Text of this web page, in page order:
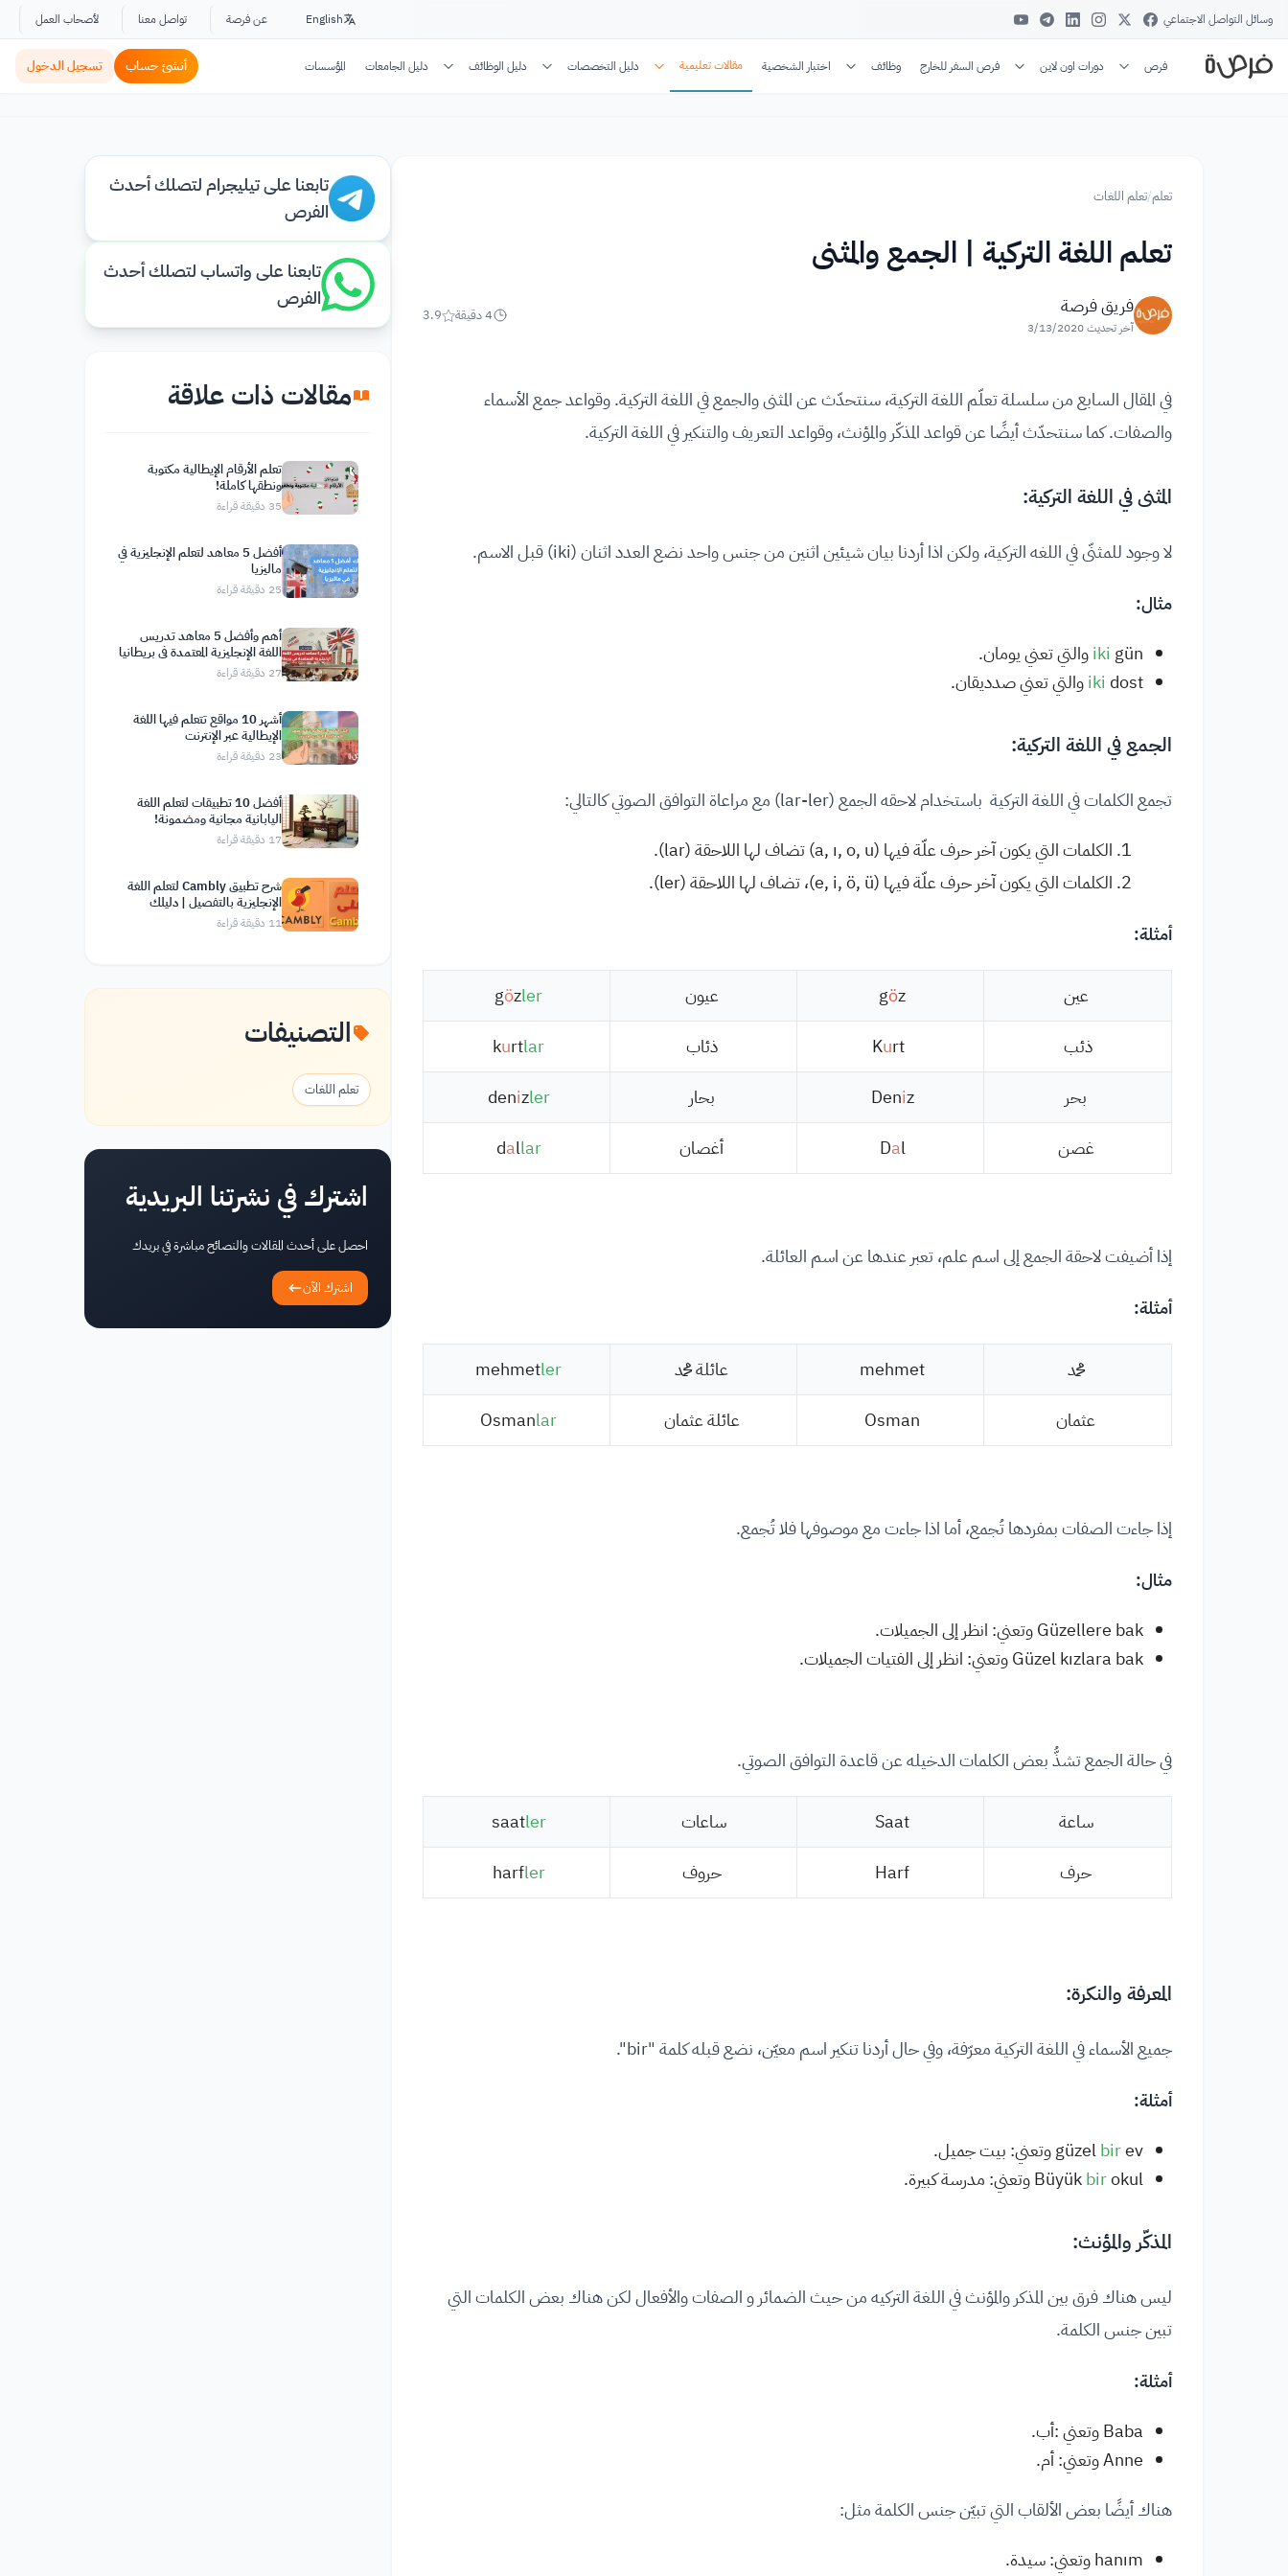
وسائل التواصل الاجتماعي English عن فرصة تواصل معنا لأصحاب العمل
فرص دورات اون لاين فرص السفر للخارج وظائف اختبار الشخصية مقالات تعليمية دليل التخصصات دليل الوظائف دليل الجامعات المؤسسات أنشئ حساب تسجيل الدخول
تعلم/تعلم اللغات
تعلم اللغة التركية | الجمع والمثنى
فريق فرصة
آخر تحديث3/13/2020
4دقيقة 3.9
في المقال السابع من سلسلة تعلّم اللغة التركية، سنتحدّث عن المثنى والجمع في اللغة التركية. وقواعد جمع الأسماء
والصفات. كما سنتحدّث أيضًا عن قواعد المذكّر والمؤنث، وقواعد التعريف والتنكير في اللغة التركية.
المثنى في اللغة التركية:
لا وجود للمثنّى في اللغه التركية، ولكن اذا أردنا بيان شيئين اثنين من جنس واحد نضع العدد اثنان (iki) قبل الاسم.
مثال:
iki gün والتي تعني يومان.
iki dost والتي تعني صدديقان.
الجمع في اللغة التركية:
تجمع الكلمات في اللغة التركية باستخدام لاحقه الجمع (lar-ler) مع مراعاة التوافق الصوتي كالتالي:
الكلمات التي يكون آخر حرف علّة فيها (a, ı, o, u) تضاف لها اللاحقة (lar).
الكلمات التي يكون آخر حرف علّة فيها (e, i, ö, ü)، تضاف لها اللاحقة (ler).
أمثلة:
عين göz عيون gözler
ذئب
Kurt ذئاب kurtlar
بحر
Deniz بحار denizler
غصن
Dal أغصان dallar
إذا أضيفت لاحقة الجمع إلى اسم علم، تعبر عندها عن اسم العائلة.
أمثلة:
محمد mehmet عائلة محمد mehmetler
عثمان
Osman عائلة عثمان Osmanlar
إذا جاءت الصفات بمفردها تُجمع، أما اذا جاءت مع موصوفها فلا تُجمع.
مثال:
Güzellere bak وتعني: انظر إلى الجميلات.
Güzel kızlara bak وتعني: انظر إلى الفتيات الجميلات.
في حالة الجمع تشذُّ بعض الكلمات الدخيله عن قاعدة التوافق الصوتي.
ساعة Saat ساعات saatler
حرف
Harf حروف harfler
المعرفة والنكرة:
جميع الأسماء في اللغة التركية معرّفة، وفي حال أردنا تنكير اسم معيّن، نضع قبله كلمة "bir".
أمثلة:
güzelbirev وتعني: بيت جميل.
Büyükbirokul وتعني: مدرسة كبيرة.
المذكّر والمؤنث:
ليس هناك فرق بين المذكر والمؤنث في اللغة التركيه من حيث الضمائر و الصفات والأفعال لكن هناك بعض الكلمات التي
تبين جنس الكلمة.
أمثلة:
Baba وتعني :أب.
Anne وتعني: أم.
هناك أيضًا بعض الألقاب التي تبيّن جنس الكلمة مثل:
hanım وتعني: سيدة.
تابعنا على تيليجرام لتصلك أحدث
الفرص
تابعنا على واتساب لتصلك أحدث
الفرص
مقالات ذات علاقة
تعلم الأرقام الإيطالية مكتوبة
ونطقها كاملة!
35 دقيقة قراءة
أفضل 5 معاهد لتعلم الإنجليزية في
ماليزيا
25 دقيقة قراءة
أهم وأفضل 5 معاهد تدريس
اللغة الإنجليزية المعتمدة في بريطانيا
27 دقيقة قراءة
أشهر 10 مواقع تتعلم فيها اللغة
الإيطالية عبر الإنترنت
23 دقيقة قراءة
أفضل 10 تطبيقات لتعلم اللغة
اليابانية مجانية ومضمونة!
17 دقيقة قراءة
شرح تطبيق Cambly لتعلم اللغة
الإنجليزية بالتفصيل | دليلك
الشامل
11 دقيقة قراءة
التصنيفات
تعلم اللغات
اشترك في نشرتنا البريدية
احصل على أحدث المقالات والنصائح مباشرة في بريدك
اشترك الآن